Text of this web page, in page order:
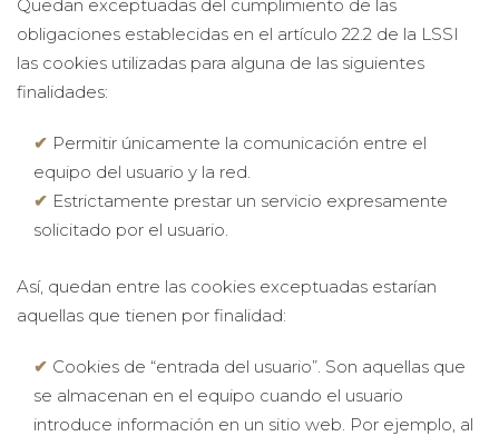
Quedan exceptuadas del cumplimiento de las
obligaciones establecidas en el artículo 22.2 de la LSSI
las cookies utilizadas para alguna de las siguientes
finalidades:
Permitir únicamente la comunicación entre el
equipo del usuario y la red.
Estrictamente prestar un servicio expresamente
solicitado por el usuario.
Así, quedan entre las cookies exceptuadas estarían
aquellas que tienen por finalidad:
Cookies de “entrada del usuario”. Son aquellas que
se almacenan en el equipo cuando el usuario
introduce información en un sitio web. Por ejemplo, al